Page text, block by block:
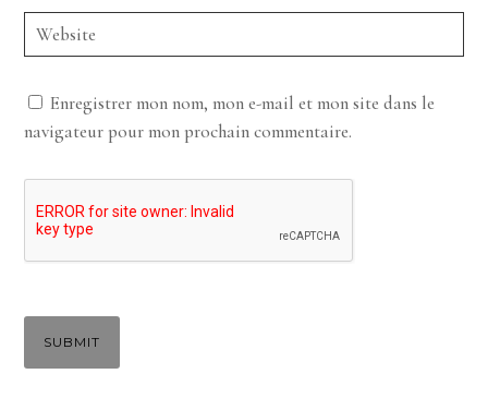
Enregistrer mon nom, mon e-mail et mon site dans le
navigateur pour mon prochain commentaire.